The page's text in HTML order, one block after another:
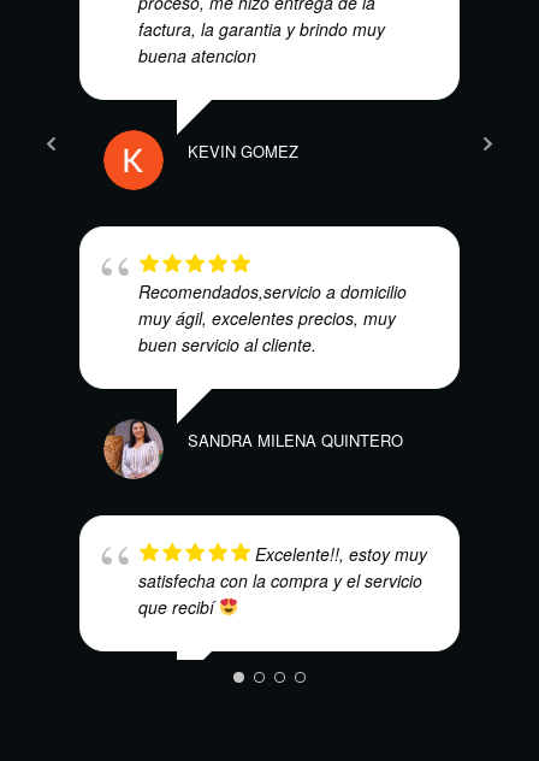
factura, la garantia y brindo muy
buena atencion
KEVIN GOMEZ
Recomendados,servicio a domicilio
muy ágil, excelentes precios, muy
buen servicio al cliente.
SANDRA MILENA QUINTERO
Excelente!!, estoy muy
satisfecha con la compra y el servicio
que recibí